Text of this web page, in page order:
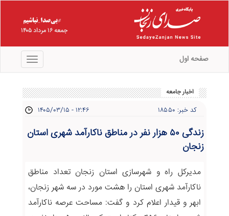
جمعه ۱۶ مرداد ۱۴۰۵
منو صفحه اول
اخبار جامعه
کد خبر: ۱۸۵۵۰ ۱۴۰۵/۰۳/۱۵ - ۱۲:۴۶
زندگی ۵۰ هزار نفر در مناطق ناکارآمد شهری استان
زنجان
مدیرکل راه و شهرسازی استان زنجان تعداد مناطق
ناکارآمد شهری استان را هشت مورد در سه شهر زنجان،
ابهر و قیدار اعلام کرد و گفت: مساحت عرصه ناکارآمد